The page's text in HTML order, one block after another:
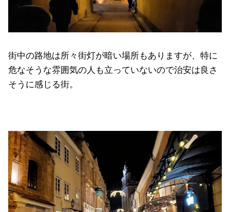
街中の路地は所々街灯が暗い場所もありますが、特に
危なそうな雰囲気の人も立っていないので治安は良さ
そうに感じる街。